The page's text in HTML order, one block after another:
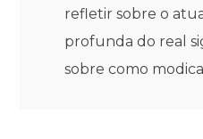
refletir sobre o
profunda do real
sobre como